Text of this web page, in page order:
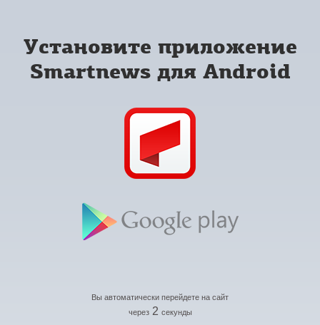
Установите приложение
Smartnews для Android
Вы автоматически перейдете на сайт
через 2 секунды